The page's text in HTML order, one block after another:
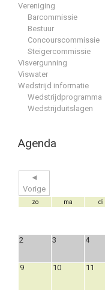
Vereniging
Barcommissie
Bestuur
Concourscommissie
Steigercommissie
Visvergunning
Viswater
Wedstrijd informatie
Wedstrijdprogramma
Wedstrijduitslagen
Agenda
◄
Vorige
zo ma di
2 3 4
9 10 11